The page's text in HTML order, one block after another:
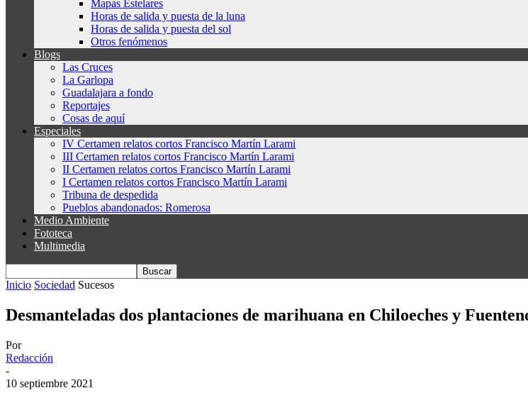
Mapas Estelares
Horas de salida y puesta de la luna
Horas de salida y puesta del sol
Otros fenómenos
Blogs
Las Cruces
La Garlopa
Guadalajara a fondo
Reportajes
Cosas de aquí
Especiales
IV Certamen relatos cortos Francisco Martín Larami
III Certamen relatos cortos Francisco Martín Larami
II Certamen relatos cortos Francisco Martín Larami
I Certamen relatos cortos Francisco Martín Larami
Tribuna de despedida
Pueblos abandonados: Romerosa
Medio Ambiente
Fototeca
Multimedia
Inicio Sociedad Sucesos
Desmanteladas dos plantaciones de marihuana en Chiloeches y
Por
Redacción
-
10 septiembre 2021